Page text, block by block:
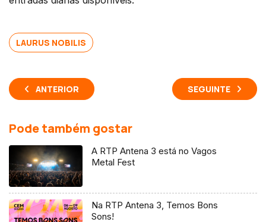
LAURUS NOBILIS
ANTERIOR SEGUINTE
Pode também gostar
A RTP Antena 3 está no Vagos
Metal Fest
Na RTP Antena 3, Temos Bons
Sons!